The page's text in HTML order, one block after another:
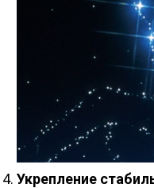
Укрепление